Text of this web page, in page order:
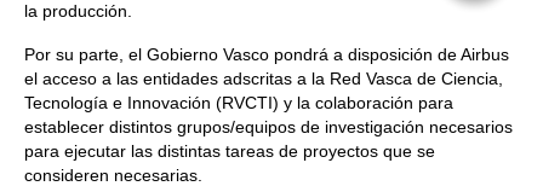
la producción.
Por su parte, el Gobierno Vasco pondrá a disposición de Airbus
el acceso a las entidades adscritas a la Red Vasca de Ciencia,
Tecnología e Innovación (RVCTI) y la colaboración para
establecer distintos grupos/equipos de investigación necesarios
para ejecutar las distintas tareas de proyectos que se
consideren necesarias.